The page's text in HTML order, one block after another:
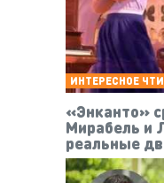
ИНТЕРЕСНОЕ
«Энканто»
Мирабель и
реальные